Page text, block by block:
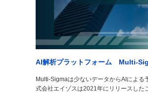
AI解析プラットフォーム Multi-
Multi-Sigmaは少ないデータからAIによ
式会社エイゾスは2021年にリリースし